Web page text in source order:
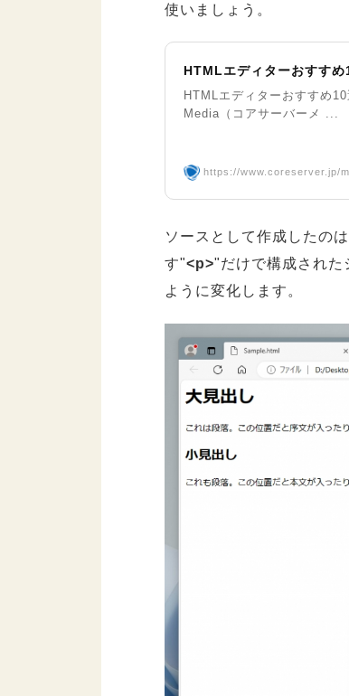
使いましょう。
HTMLエディターおすすめ
HTMLエディターおすすめ
Media（コアサーバーメ ...
https://www.coreserver.jp/
ソースとして作成したの
す"<p>"だけで構成された
ように変化します。